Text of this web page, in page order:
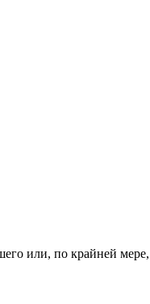
или, по крайней